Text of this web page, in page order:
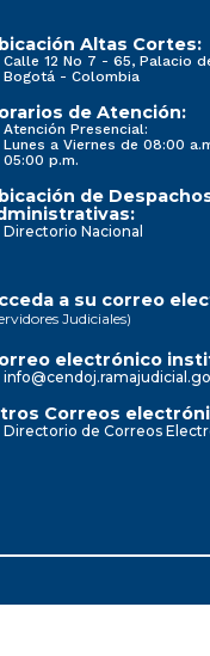
Altas Cortes:
Calle 12 No 7 - 65, Palacio
Bogotá - Colombia
de Atención:
Atención Presencial:
Lunes a Viernes de 08:00
05:00 p.m.
de
Directorio Nacional
a su correo
Judiciales)
electrónico
Correos
Directorio de Correos